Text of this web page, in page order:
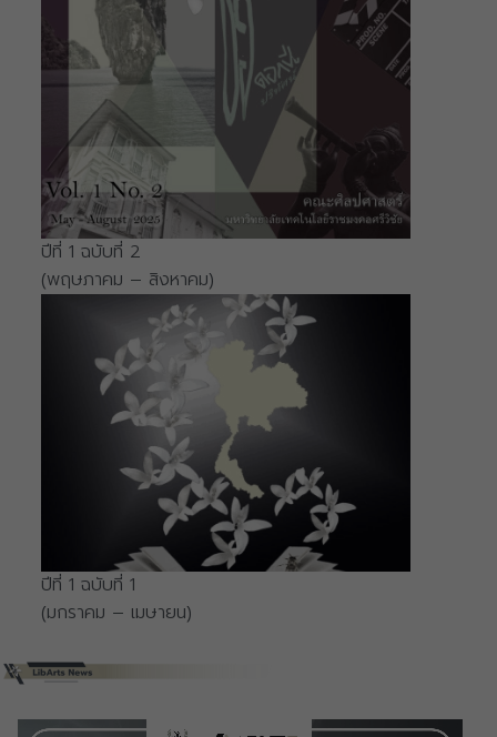
ปีที่ 1 ฉบับที่ 2
(พฤษภาคม – สิงหาคม)
ปีที่ 1 ฉบับที่ 1
(มกราคม – เมษายน)